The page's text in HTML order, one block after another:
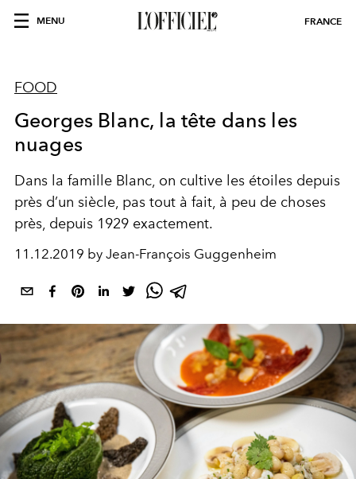
MENU FRANCE
FOOD
Georges Blanc, la tête dans les
nuages
Dans la famille Blanc, on cultive les étoiles depuis
près d’un siècle, pas tout à fait, à peu de choses
près, depuis 1929 exactement.
11.12.2019 by Jean-François Guggenheim